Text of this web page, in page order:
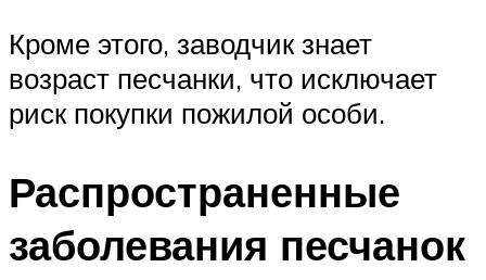
Кроме этого, заводчик знает
возраст песчанки, что исключает
риск покупки пожилой особи.
Распространенные
заболевания песчанок